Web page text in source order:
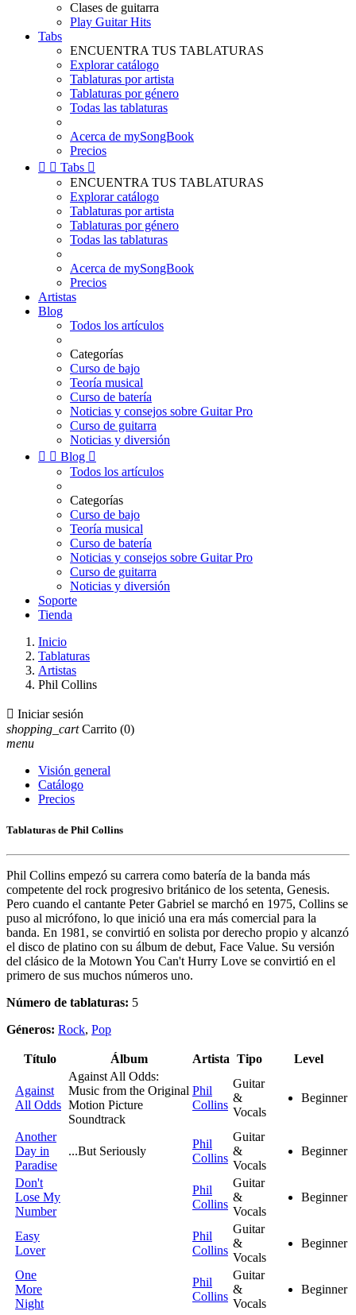
Clases de guitarra
Play Guitar Hits
Tabs
ENCUENTRA TUS TABLATURAS
Explorar catálogo
Tablaturas por artista
Tablaturas por género
Todas las tablaturas
Acerca de mySongBook
Precios
  Tabs 
ENCUENTRA TUS TABLATURAS
Explorar catálogo
Tablaturas por artista
Tablaturas por género
Todas las tablaturas
Acerca de mySongBook
Precios
Artistas
Blog
Todos los artículos
Categorías
Curso de bajo
Teoría musical
Curso de batería
Noticias y consejos sobre Guitar Pro
Curso de guitarra
Noticias y diversión
  Blog 
Todos los artículos
Categorías
Curso de bajo
Teoría musical
Curso de batería
Noticias y consejos sobre Guitar Pro
Curso de guitarra
Noticias y diversión
Soporte
Tienda
Inicio
Tablaturas
Artistas
Phil Collins
 Iniciar sesión
shopping_cart Carrito (0)
menu
Visión general
Catálogo
Precios
Tablaturas de Phil Collins
Phil Collins empezó su carrera como batería de la banda más
competente del rock progresivo británico de los setenta, Genesis.
Pero cuando el cantante Peter Gabriel se marchó en 1975, Collins se
puso al micrófono, lo que inició una era más comercial para la
banda. En 1981, se convirtió en solista por derecho propio y alcanzó
el disco de platino con su álbum de debut, Face Value. Su versión
del clásico de la Motown You Can't Hurry Love se convirtió en el
primero de sus muchos números uno.
Número de tablaturas: 5
Géneros: Rock, Pop
Título Álbum Artista Tipo Level
Against
All Odds
Against All Odds:
Music from the Original
Motion Picture
Soundtrack
Phil
Collins
Guitar
&
Vocals
Beginner
Another
Day in
Paradise
...But Seriously
Phil
Collins
Guitar
&
Vocals
Beginner
Don't
Lose My
Number
Phil
Collins
Guitar
&
Vocals
Beginner
Easy
Lover
Phil
Collins
Guitar
&
Vocals
Beginner
One
More
Night
Phil
Collins
Guitar
&
Vocals
Beginner